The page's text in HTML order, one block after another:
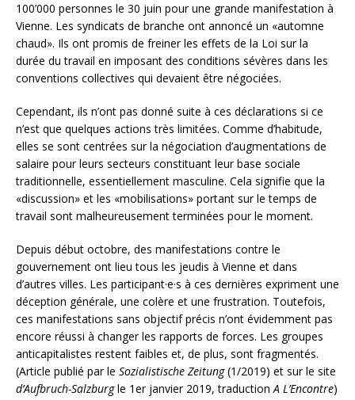
100’000 personnes le 30 juin pour une grande manifestation à
Vienne. Les syndicats de branche ont annoncé un «automne
chaud». Ils ont promis de freiner les effets de la Loi sur la
durée du travail en imposant des conditions sévères dans les
conventions collectives qui devaient être négociées.
Cependant, ils n’ont pas donné suite à ces déclarations si ce
n’est que quelques actions très limitées. Comme d’habitude,
elles se sont centrées sur la négociation d’augmentations de
salaire pour leurs secteurs constituant leur base sociale
traditionnelle, essentiellement masculine. Cela signifie que la
«discussion» et les «mobilisations» portant sur le temps de
travail sont malheureusement terminées pour le moment.
Depuis début octobre, des manifestations contre le
gouvernement ont lieu tous les jeudis à Vienne et dans
d’autres villes. Les participant·e·s à ces dernières expriment une
déception générale, une colère et une frustration. Toutefois,
ces manifestations sans objectif précis n’ont évidemment pas
encore réussi à changer les rapports de forces. Les groupes
anticapitalistes restent faibles et, de plus, sont fragmentés.
(Article publié par le Sozialistische Zeitung(1/2019) et sur le site
d’Aufbruch-Salzburgle 1er janvier 2019, traductionA L’Encontre)